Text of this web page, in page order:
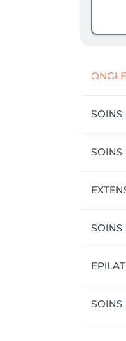
SOINS
SOINS
SOINS
SOINS